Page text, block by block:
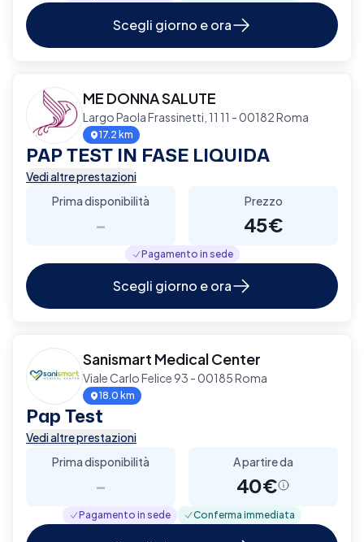
Scegli giorno e ora
ME DONNA SALUTE
Largo Paola Frassinetti, 11 11 - 00182 Roma
17.2 km
PAP TEST IN FASE LIQUIDA
Vedi altre prestazioni
Prima disponibilità
-
Prezzo
45€
Pagamento in sede
Scegli giorno e ora
Sanismart Medical Center
Viale Carlo Felice 93 - 00185 Roma
18.0 km
Pap Test
Vedi altre prestazioni
Prima disponibilità
-
A partire da
40€
Pagamento in sede Conferma immediata